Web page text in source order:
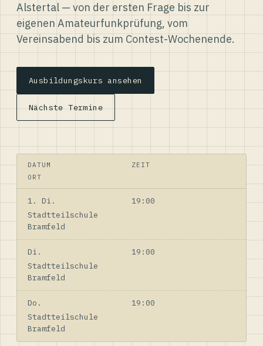
Alstertal — von der ersten Frage bis zur
eigenen Amateurfunkprüfung, vom
Vereinsabend bis zum Contest-Wochenende.
Ausbildungskurs ansehen
Nächste Termine
DATUM
ZEIT
ORT
1. Di.
19:00
Stadtteilschule
Bramfeld
Di.
19:00
Stadtteilschule
Bramfeld
Do.
19:00
Stadtteilschule
Bramfeld